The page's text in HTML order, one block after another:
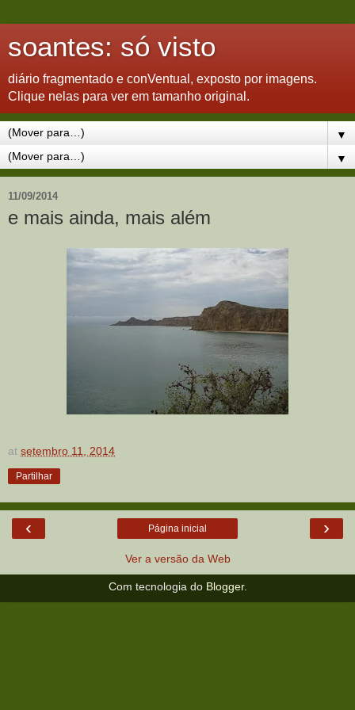
soantes: só visto
diário fragmentado e conVentual, exposto por imagens.
Clique nelas para ver em tamanho original.
▼
▼
11/09/2014
e mais ainda, mais além
at setembro 11, 2014
Partilhar
‹ ›
Página inicial
Ver a versão da Web
Com tecnologia do Blogger.